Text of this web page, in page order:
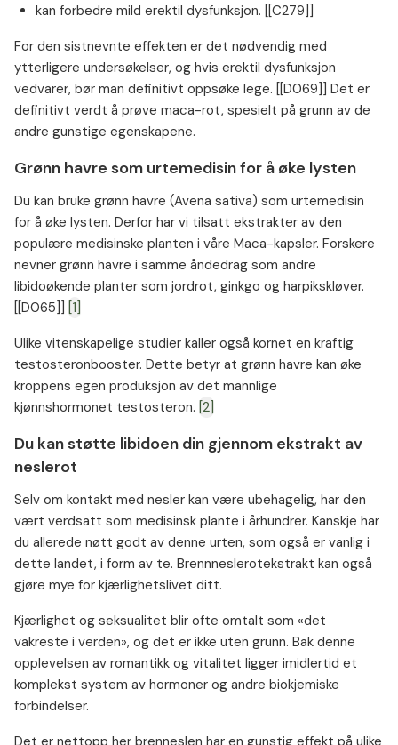
kan forbedre mild erektil dysfunksjon. [[C279]]
For den sistnevnte effekten er det nødvendig med
ytterligere undersøkelser, og hvis erektil dysfunksjon
vedvarer, bør man definitivt oppsøke lege. [[D069]] Det er
definitivt verdt å prøve maca-rot, spesielt på grunn av de
andre gunstige egenskapene.
Grønn havre som urtemedisin for å øke lysten
Du kan bruke grønn havre (Avena sativa) som urtemedisin
for å øke lysten. Derfor har vi tilsatt ekstrakter av den
populære medisinske planten i våre Maca-kapsler. Forskere
nevner grønn havre i samme åndedrag som andre
libidoøkende planter som jordrot, ginkgo og harpikskløver.
[[D065]]
[1]
Ulike vitenskapelige studier kaller også kornet en kraftig
testosteronbooster. Dette betyr at grønn havre kan øke
kroppens egen produksjon av det mannlige
kjønnshormonet testosteron. [2]
Du kan støtte libidoen din gjennom ekstrakt av
neslerot
Selv om kontakt med nesler kan være ubehagelig, har den
vært verdsatt som medisinsk plante i århundrer. Kanskje har
du allerede nøtt godt av denne urten, som også er vanlig i
dette landet, i form av te. Brennneslerotekstrakt kan også
gjøre mye for kjærlighetslivet ditt.
Kjærlighet og seksualitet blir ofte omtalt som «det
vakreste i verden», og det er ikke uten grunn. Bak denne
opplevelsen av romantikk og vitalitet ligger imidlertid et
komplekst system av hormoner og andre biokjemiske
forbindelser.